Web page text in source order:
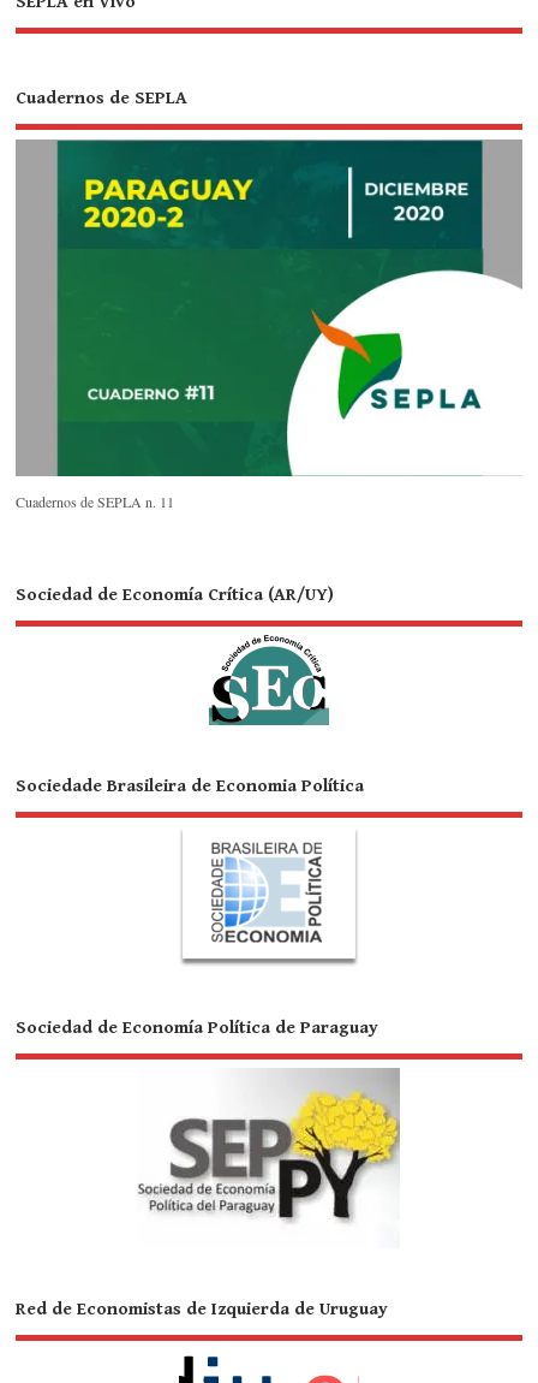
Cuadernos de SEPLA
Cuadernos de SEPLA n. 11
Sociedad de Economía Crítica (AR/UY)
Sociedade Brasileira de Economia Política
Sociedad de Economía Política de Paraguay
Red de Economistas de Izquierda de Uruguay